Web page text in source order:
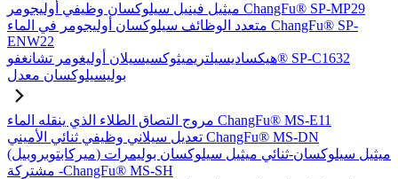
ميثيل فينيل سيلوكسان وظيفي أوليجومر ChangFu® SP-MP29
متعدد الوظائف سيلوكسان أوليجومر في الماء ChangFu® SP-
ENW22
هيكساديسيلتريميثوكسيسيلان أوليغومر تشانغفو® SP-C1632
بوليسيلوكسان معدل
مروج التصاق الطلاء الذي ينقله الماء ChangFu® MS-E11
تعديل سيلاني وظيفي ثنائي الأميني ChangFu® MS-DN
(ميركابتوبروبيل) ميثيل سيلوكسان-ثنائي ميثيل سيلوكسان بوليمرات
مشتركة -ChangFu® MS-SH